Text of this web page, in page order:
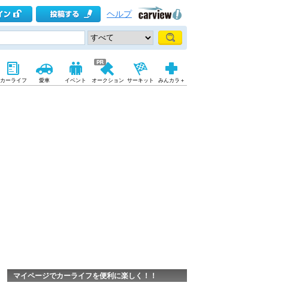
ヘルプ
カーライフ 愛車 イベント オークション サーキット みんカラ＋
マイページでカーライフを便利に楽しく！！